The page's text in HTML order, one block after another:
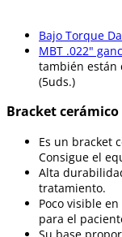
Bajo Torque
MBT .022"
también están
(5uds.)
Bracket cerámico
Es un bracket
Consigue el
Alta
tratamiento.
Poco visible
para el